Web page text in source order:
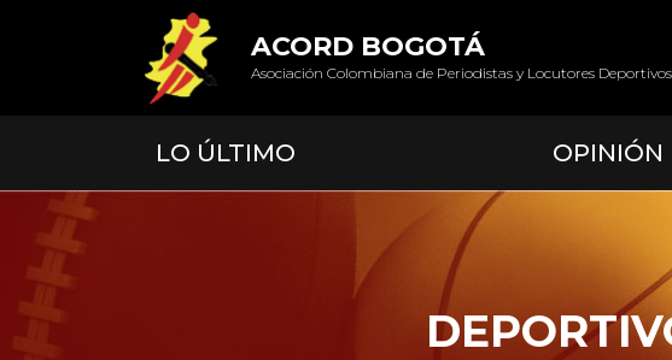
ACORD BOGOTÁ
Asociación Colombiana de Periodistas y Locutores Deportivos
LO ÚLTIMO OPINIÓN